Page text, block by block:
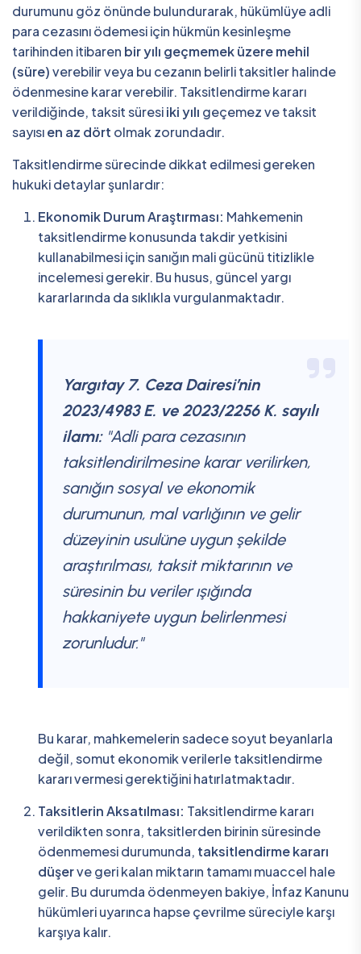
durumunu göz önünde bulundurarak, hükümlüye adli
para cezasını ödemesi için hükmün kesinleşme
tarihinden itibaren bir yılı geçmemek üzere mehil
(süre)verebilir veya bu cezanın belirli taksitler halinde
ödenmesine karar verebilir. Taksitlendirme kararı
verildiğinde, taksit süresiiki yılı geçemez ve taksit
sayısıen az dört olmak zorundadır.
Taksitlendirme sürecinde dikkat edilmesi gereken
hukuki detaylar şunlardır:
Ekonomik Durum Araştırması: Mahkemenin
taksitlendirme konusunda takdir yetkisini
kullanabilmesi için sanığın mali gücünü titizlikle
incelemesi gerekir. Bu husus, güncel yargı
kararlarında da sıklıkla vurgulanmaktadır.
Yargıtay 7. Ceza Dairesi’nin
2023/4983 E. ve 2023/2256 K. sayılı
ilamı:"Adli para cezasının
taksitlendirilmesine karar verilirken,
sanığın sosyal ve ekonomik
durumunun, mal varlığının ve gelir
düzeyinin usulüne uygun şekilde
araştırılması, taksit miktarının ve
süresinin bu veriler ışığında
hakkaniyete uygun belirlenmesi
zorunludur."
Bu karar, mahkemelerin sadece soyut beyanlarla
değil, somut ekonomik verilerle taksitlendirme
kararı vermesi gerektiğini hatırlatmaktadır.
Taksitlerin Aksatılması: Taksitlendirme kararı
verildikten sonra, taksitlerden birinin süresinde
ödenmemesi durumunda, taksitlendirme kararı
düşerve geri kalan miktarın tamamı muaccel hale
gelir. Bu durumda ödenmeyen bakiye, İnfaz Kanunu
hükümleri uyarınca hapse çevrilme süreciyle karşı
karşıya kalır.